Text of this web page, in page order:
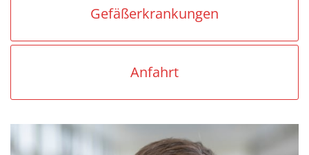
Gefäßerkrankungen
Anfahrt